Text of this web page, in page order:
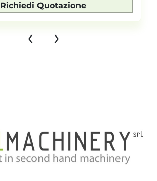
Richiedi Quotazione
‹ ›